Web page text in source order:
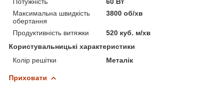
Максимальна швидкість
обертання
3800 об/хв
Продуктивність витяжки
520 куб. м/хв
Користувальницькі характеристики
Колір решітки
Металік
Приховати